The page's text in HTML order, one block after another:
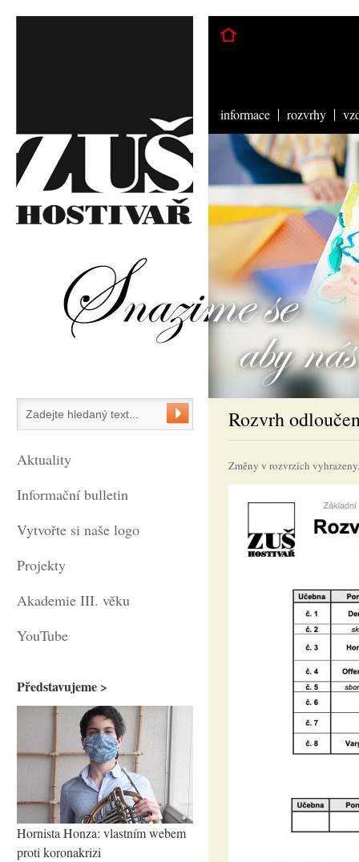
Rozvrh
Změny v rozvrzích vyhrazeny.
Aktuality
Informační bulletin
Vytvořte si naše logo
Projekty
Akademie III. věku
YouTube
Představujeme >
Hornista Honza: vlastním webem
proti koronakrizi
informace rozvrhy